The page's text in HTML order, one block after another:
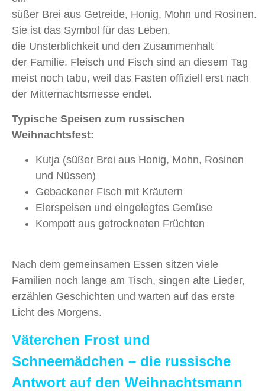
süßer Brei aus Getreide, Honig, Mohn und Rosinen.
Sie ist das Symbol für das Leben,
die Unsterblichkeit und den Zusammenhalt
der Familie. Fleisch und Fisch sind an diesem Tag
meist noch tabu, weil das Fasten offiziell erst nach
der Mitternachtsmesse endet.
Typische Speisen zum russischen
Weihnachtsfest:
Kutja (süßer Brei aus Honig, Mohn, Rosinen
und Nüssen)
Gebackener Fisch mit Kräutern
Eierspeisen und eingelegtes Gemüse
Kompott aus getrockneten Früchten
Nach dem gemeinsamen Essen sitzen viele
Familien noch lange am Tisch, singen alte Lieder,
erzählen Geschichten und warten auf das erste
Licht des Morgens.
Väterchen Frost und
Schneemädchen – die russische
Antwort auf den Weihnachtsmann